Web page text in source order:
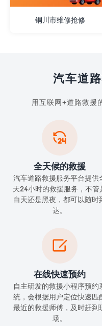
铜川市维修抢修
汽车道
用互联网+道路救援

全天候的救援
汽车道路救援服务平台提供
天24小时的救援服务，不管
白天还是黑夜，都可以随时
达。

在线快速预约
自主研发的救援小程序预约
统，会根据用户定位快速匹
最近的救援师傅，及时赶到
场。